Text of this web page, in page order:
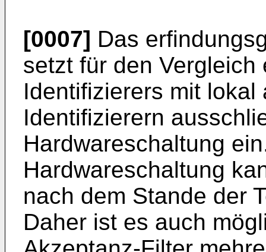
[0007] Das
setzt für den
Identifizierers mit lokal
Identifizierern
Hardwareschaltung
Hardwareschaltung
nach dem Stande der
Daher ist es auch